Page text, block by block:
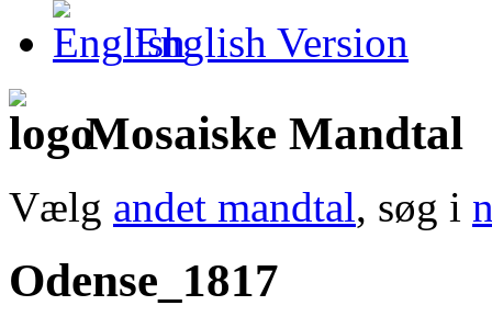
English Version
Mosaiske Mandtal
Vælg andet mandtal, søg i
Odense_1817